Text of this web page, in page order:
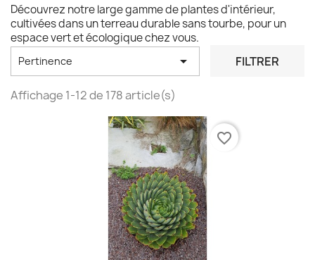
Découvrez notre large gamme de plantes d'intérieur,
cultivées dans un terreau durable sans tourbe, pour un
espace vert et écologique chez vous.
Pertinence  FILTRER
Affichage 1-12 de 178 article(s)
favorite_border